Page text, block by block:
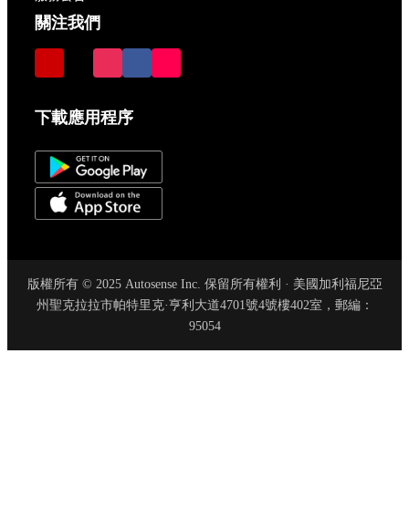
關注我們
下載應用程序
版權所有 © 2025 Autosense Inc. 保留所有權利 · 美國加利福尼亞
州聖克拉拉市帕特里克·亨利大道4701號4號樓402室，郵編：
95054